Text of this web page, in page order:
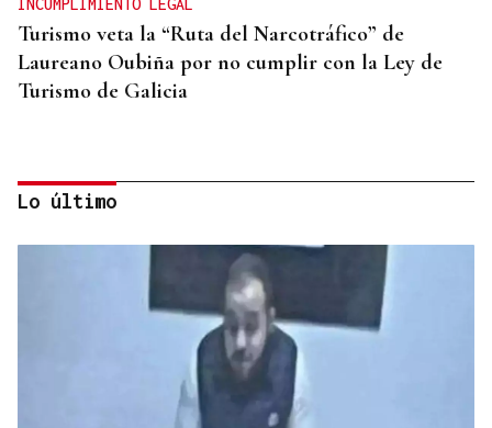
INCUMPLIMIENTO LEGAL
Turismo veta la “Ruta del Narcotráfico” de
Laureano Oubiña por no cumplir con la Ley de
Turismo de Galicia
PLANIFICAR CON ANTELACIÓN
Lo último